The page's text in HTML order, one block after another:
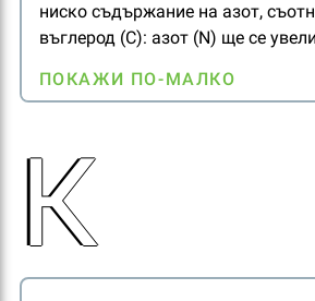
ниско съдържание на азот,
въглерод (C): азот (N) ще се
азот, така че ако съотношението
торове коригира съотношението
начин се предотвратява
растенията.
ПОКАЖИ ПО-МАЛКО
К